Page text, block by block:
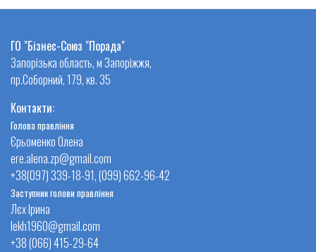
ГО "Бізнес-Союз "Порада"
Запорізька область, м Запоріжжя,
пр.Соборний, 179, кв. 35
Контакти:
Голова правління
Єрьоменко Олена
ere.alena.zp@gmail.com
+38(097) 339-18-91, (099) 662-96-42
Заступник голови правління
Лєх Ірина
lekh1960@gmail.com
+38 (066) 415-29-64